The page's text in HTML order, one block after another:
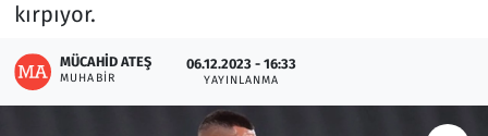
kırpıyor.
MÜCAHID ATEŞ
MUHABIR
06.12.2023 - 16:33
YAYINLANMA